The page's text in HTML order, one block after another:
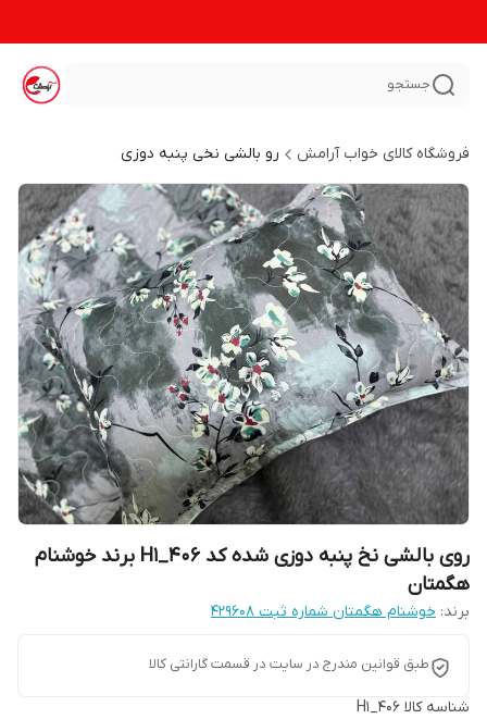
جستجو
فروشگاه کالای خواب آرامش رو بالشی نخی پنبه دوزی
روی بالشی نخ پنبه دوزی شده کد H1_406 برند خوشنام
هگمتان
برند: خوشنام هگمتان شماره ثبت ۴۲۹۶۰۸
طبق قوانین مندرج در سایت در قسمت گارانتی کالا
شناسه کالا H1_406